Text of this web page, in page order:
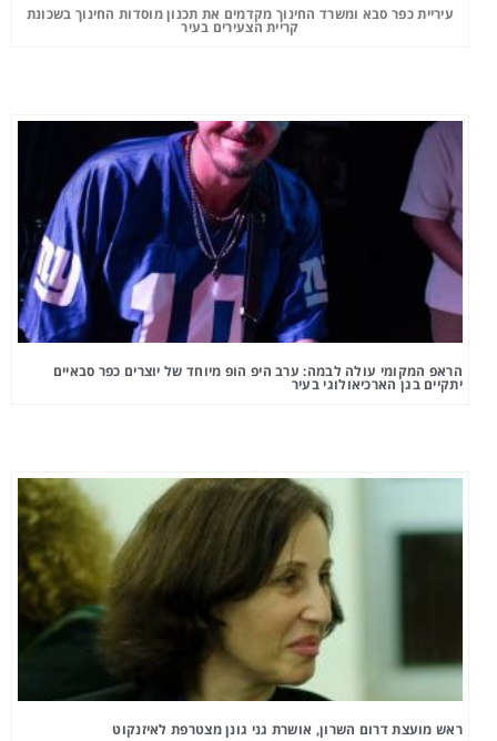
עיריית כפר סבא ומשרד החינוך מקדמים את תכנון מוסדות החינוך בשכונת
קריית הצעירים בעיר
הראפ המקומי עולה לבמה: ערב היפ הופ מיוחד של יוצרים כפר סבאיים
יתקיים בגן הארכיאולוגי בעיר
ראש מועצת דרום השרון, אושרת גני גונן מצטרפת לאיזנקוט